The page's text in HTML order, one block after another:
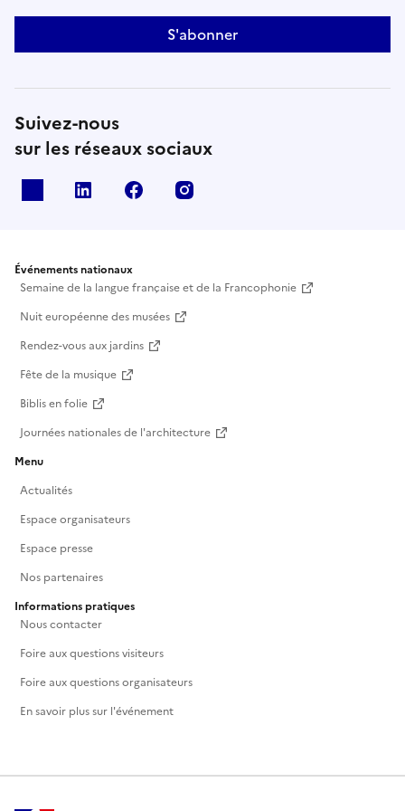
S'abonner
Suivez-nous
sur les réseaux sociaux
Linkedin Facebook
Événements nationaux
Semaine de la langue française et de la Francophonie
Nuit européenne des musées
Rendez-vous aux jardins
Fête de la musique
Biblis en folie
Journées nationales de l'architecture
Menu
Actualités
Espace organisateurs
Espace presse
Nos partenaires
Informations pratiques
Nous contacter
Foire aux questions visiteurs
Foire aux questions organisateurs
En savoir plus sur l'événement